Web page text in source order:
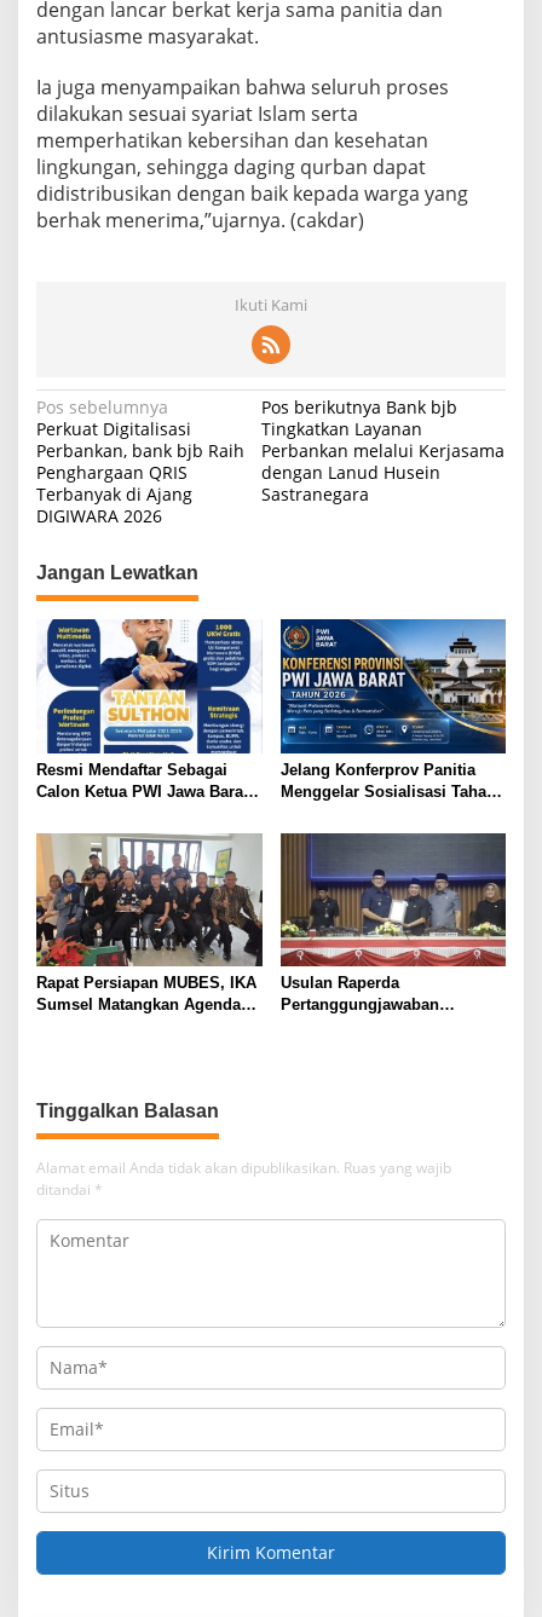
dengan lancar berkat kerja sama panitia dan
antusiasme masyarakat.
Ia juga menyampaikan bahwa seluruh proses
dilakukan sesuai syariat Islam serta
memperhatikan kebersihan dan kesehatan
lingkungan, sehingga daging qurban dapat
didistribusikan dengan baik kepada warga yang
berhak menerima,”ujarnya. (cakdar)
Ikuti Kami
N
a
v
i
a
s
i
p
o
s
Pos sebelumnya
Perkuat Digitalisasi
Perbankan, bank bjb Raih
Penghargaan QRIS
Terbanyak di Ajang
DIGIWARA 2026
Pos berikutnya Bank bjb
Tingkatkan Layanan
Perbankan melalui Kerjasama
dengan Lanud Husein
Sastranegara
Jangan Lewatkan
Resmi Mendaftar Sebagai
Calon Ketua PWI Jawa Barat
Kekeluargaan Tetap Terjaga
Jelang Konferprov Panitia
Menggelar Sosialisasi Tahap I
Rapat Persiapan MUBES, IKA
Sumsel Matangkan Agenda
Usulan Raperda
Pertanggungjawaban
Tinggalkan Balasan
Alamat email Anda tidak akan dipublikasikan. Ruas yang wajib
ditandai *